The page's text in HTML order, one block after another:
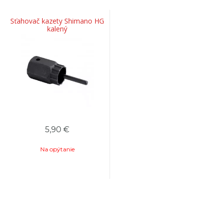
Sťahovač kazety Shimano HG
kalený
5,90 €
Na opýtanie